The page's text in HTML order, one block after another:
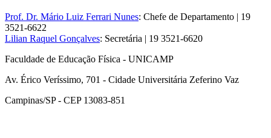
Prof. Dr. Mário Luiz Ferrari Nunes: Chefe de Departamento | 19
3521-6622
Lilian Raquel Gonçalves: Secretária | 19 3521-6620
Faculdade de Educação Física - UNICAMP
Av. Érico Veríssimo, 701 - Cidade Universitária Zeferino Vaz
Campinas/SP - CEP 13083-851